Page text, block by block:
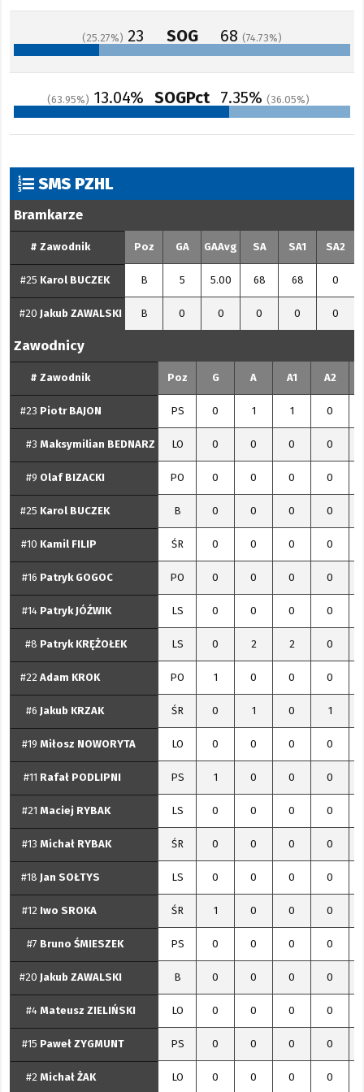
25.27 23 SOG 68 74.73
63.95 13.04% SOGPct 7.35% 36.05
SMS PZHL
Bramkarze
# Zawodnik Poz GA GAAvg SA SA1 SA2
#25 Karol BUCZEK B 5 5.00 68 68 0
#20 Jakub ZAWALSKI B 0 0 0 0 0
Zawodnicy
# Zawodnik Poz G A A1 A2
#23 Piotr BAJON PS 0 1 1 0
#3 Maksymilian BEDNARZ LO 0 0 0 0
#9 Olaf BIZACKI PO 0 0 0 0
#25 Karol BUCZEK B 0 0 0 0
#10 Kamil FILIP ŚR 0 0 0 0
#16 Patryk GOGOC PO 0 0 0 0
#14 PatrykJÓŹWIK LS 0 0 0 0
#8 Patryk KRĘŻOŁEK LS 0 2 2 0
#22 Adam KROK PO 1 0 0 0
#6 Jakub KRZAK ŚR 0 1 0 1
#19 Miłosz NOWORYTA LO 0 0 0 0
#11 Rafał PODLIPNI PS 1 0 0 0
#21 Maciej RYBAK LS 0 0 0 0
#13 Michał RYBAK ŚR 0 0 0 0
#18 Jan SOŁTYS LS 0 0 0 0
#12 Iwo SROKA ŚR 1 0 0 0
#7 Bruno ŚMIESZEK PS 0 0 0 0
#20 Jakub ZAWALSKI B 0 0 0 0
#4 Mateusz ZIELIŃSKI LO 0 0 0 0
#15 Paweł ZYGMUNT PS 0 0 0 0
#2 Michał ŻAK LO 0 0 0 0